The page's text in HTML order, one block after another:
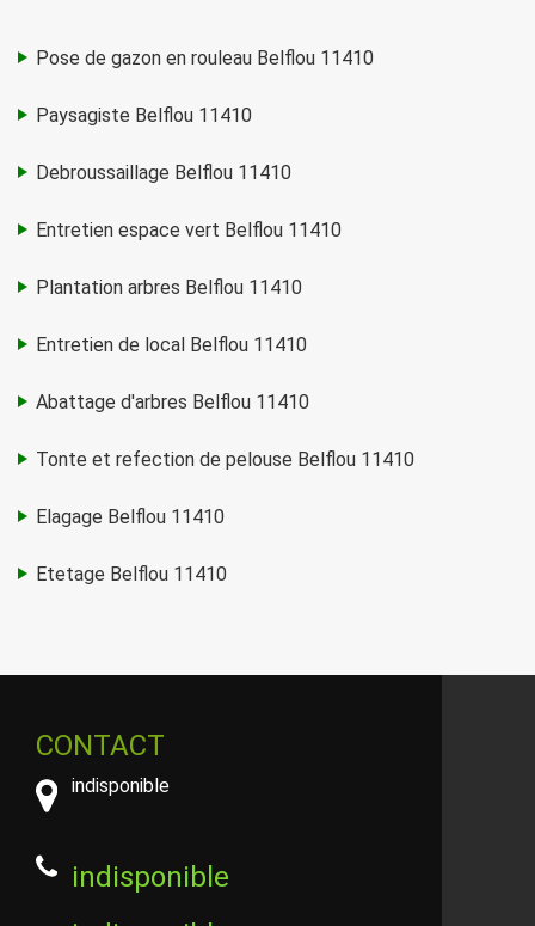
Pose de gazon en rouleau Belflou 11410
Paysagiste Belflou 11410
Debroussaillage Belflou 11410
Entretien espace vert Belflou 11410
Plantation arbres Belflou 11410
Entretien de local Belflou 11410
Abattage d'arbres Belflou 11410
Tonte et refection de pelouse Belflou 11410
Elagage Belflou 11410
Etetage Belflou 11410
CONTACT
indisponible
indisponible